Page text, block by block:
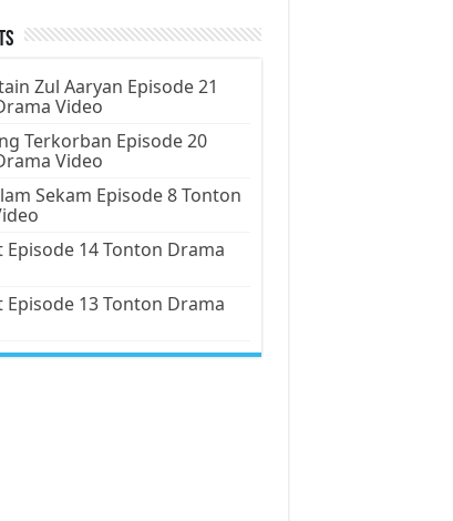
Zul Aaryan Episode 21
Video
Terkorban Episode 20
Video
Sekam Episode 8 Tonton
Episode 14 Tonton Drama
Episode 13 Tonton Drama